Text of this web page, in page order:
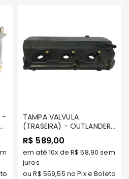
-
TAMPA VALVULA
(TRASEIRA) - OUTLANDER
3.0 V6 2007 A 2012 -
MILTPARTS - 1035A702 MT
R$ 589,00
em até 10x de R$ 58,90 sem
juros
ouR$ 559,55 no Pix e Boleto